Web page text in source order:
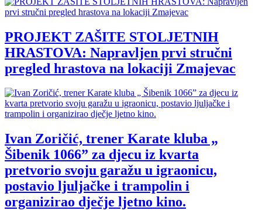
PROJEKT ZAŠITE STOLJETNIH
HRASTOVA: Napravljen prvi stručni
pregled hrastova na lokaciji Zmajevac
Ivan Zoričić, trener Karate kluba „
Šibenik 1066” za djecu iz kvarta
pretvorio svoju garažu u igraonicu,
postavio ljuljačke i trampolin i
organizirao dječje ljetno kino.